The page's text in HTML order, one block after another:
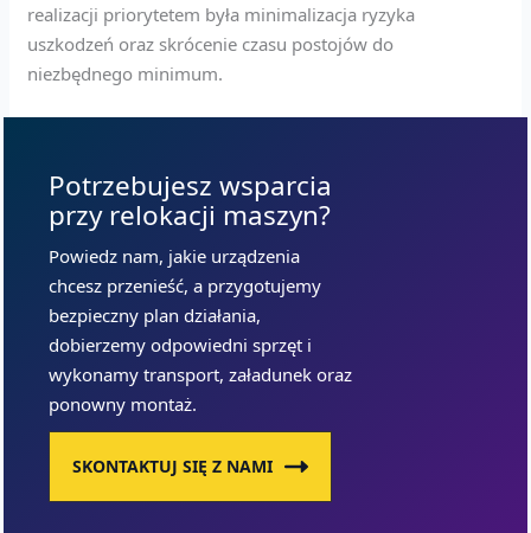
realizacji priorytetem była minimalizacja ryzyka
uszkodzeń oraz skrócenie czasu postojów do
niezbędnego minimum.
Potrzebujesz wsparcia
przy relokacji maszyn?
Powiedz nam, jakie urządzenia
chcesz przenieść, a przygotujemy
bezpieczny plan działania,
dobierzemy odpowiedni sprzęt i
wykonamy transport, załadunek oraz
ponowny montaż.
SKONTAKTUJ SIĘ Z NAMI